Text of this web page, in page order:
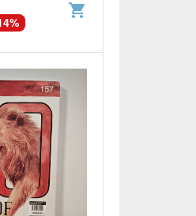
%
shopping_cart
บอร์ดเกมมือ